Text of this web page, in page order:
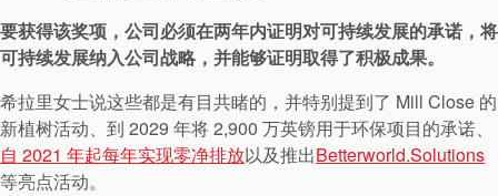
认证和标准
要获得该奖项，公司必须在两年内证明对可持续发展的承诺，将
可持续发展纳入公司战略，并能够证明取得了积极成果。
希拉里女士说这些都是有目共睹的，并特别提到了 Mill Close 的
新植树活动、到 2029 年将 2,900 万英镑用于环保项目的承诺、
自 2021 年起每年实现零净排放以及推出Betterworld.Solutions
等亮点活动。